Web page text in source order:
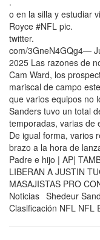
o en la silla y estudiar
Royce #NFL pic.
twitter.
com/3GneN4GQg4—
2025 Las razones de
Cam Ward, los
mariscal de campo
que varios equipos no
Sanders tuvo un total
temporadas, varias de
De igual forma, varios
brazo a la hora de
Padre e hijo | AP|
LIBERAN A JUSTIN
MASAJISTAS PRO
Noticias Shedeur
Clasificación NFL NFL